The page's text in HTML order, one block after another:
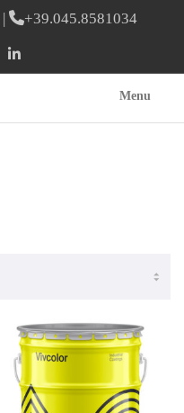
| +39.045.8581034
Menu